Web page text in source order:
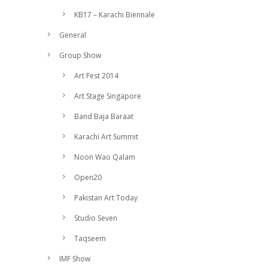
KB17 – Karachi Biennale
General
Group Show
Art Fest 2014
Art Stage Singapore
Band Baja Baraat
Karachi Art Summit
Noon Wao Qalam
Open20
Pakistan Art Today
Studio Seven
Taqseem
IMF Show